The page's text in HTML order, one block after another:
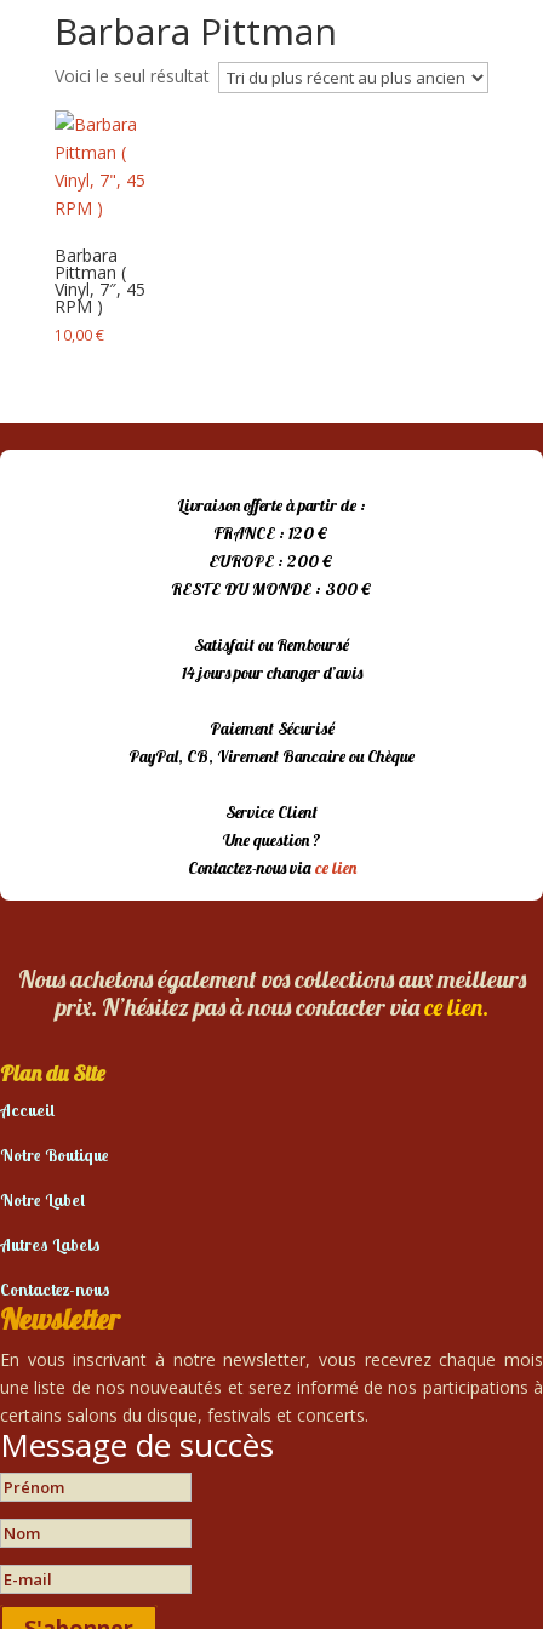
Barbara Pittman
Voici le seul résultat
Barbara
Pittman (
Vinyl, 7″, 45
RPM )
10,00€
Livraison offerte à partir de :
FRANCE : 120 €
EUROPE : 200 €
RESTE DU MONDE : 300 €
Satisfait ou Remboursé
14 jours pour changer d’avis
Paiement Sécurisé
PayPal, CB, Virement Bancaire ou Chèque
Service Client
Une question ?
Contactez-nous viace lien
Nous achetons également vos collections aux meilleurs
prix. N’hésitez pas à nous contacter viace lien.
Plan du Site
Accueil
Notre Boutique
Notre Label
Autres Labels
Contactez-nous
Newsletter
En vous inscrivant à notre newsletter, vous recevrez chaque mois
une liste de nos nouveautés et serez informé de nos participations à
certains salons du disque, festivals et concerts.
Message de succès